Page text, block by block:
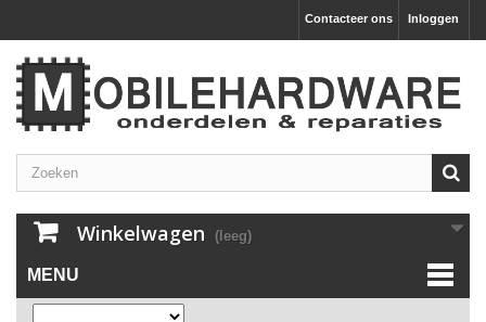
Inloggen
Contacteer ons
Winkelwagen (leeg)
MENU